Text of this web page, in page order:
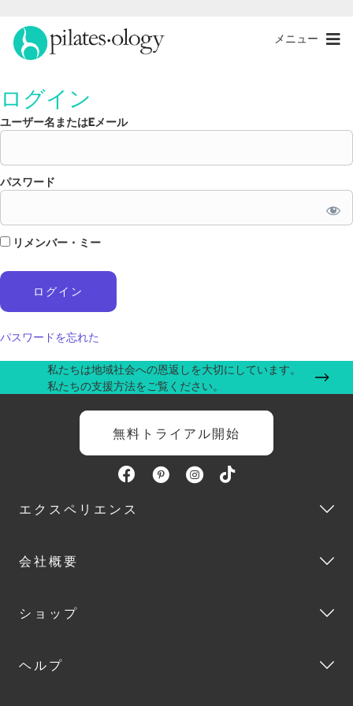
メニュー
ログイン
ユーザー名またはEメール
パスワード
リメンバー・ミー
パスワードを忘れた
私たちは地域社会への恩返しを大切にしています。
私たちの支援方法をご覧ください。
無料トライアル開始
エクスペリエンス
会社概要
ショップ
ヘルプ